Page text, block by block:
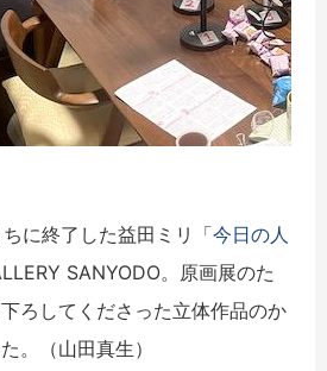
に終了した益田ミリ「今日の人
SANYODO。原画展のた
ろしてくださった立体作品のか
。（山田真生）